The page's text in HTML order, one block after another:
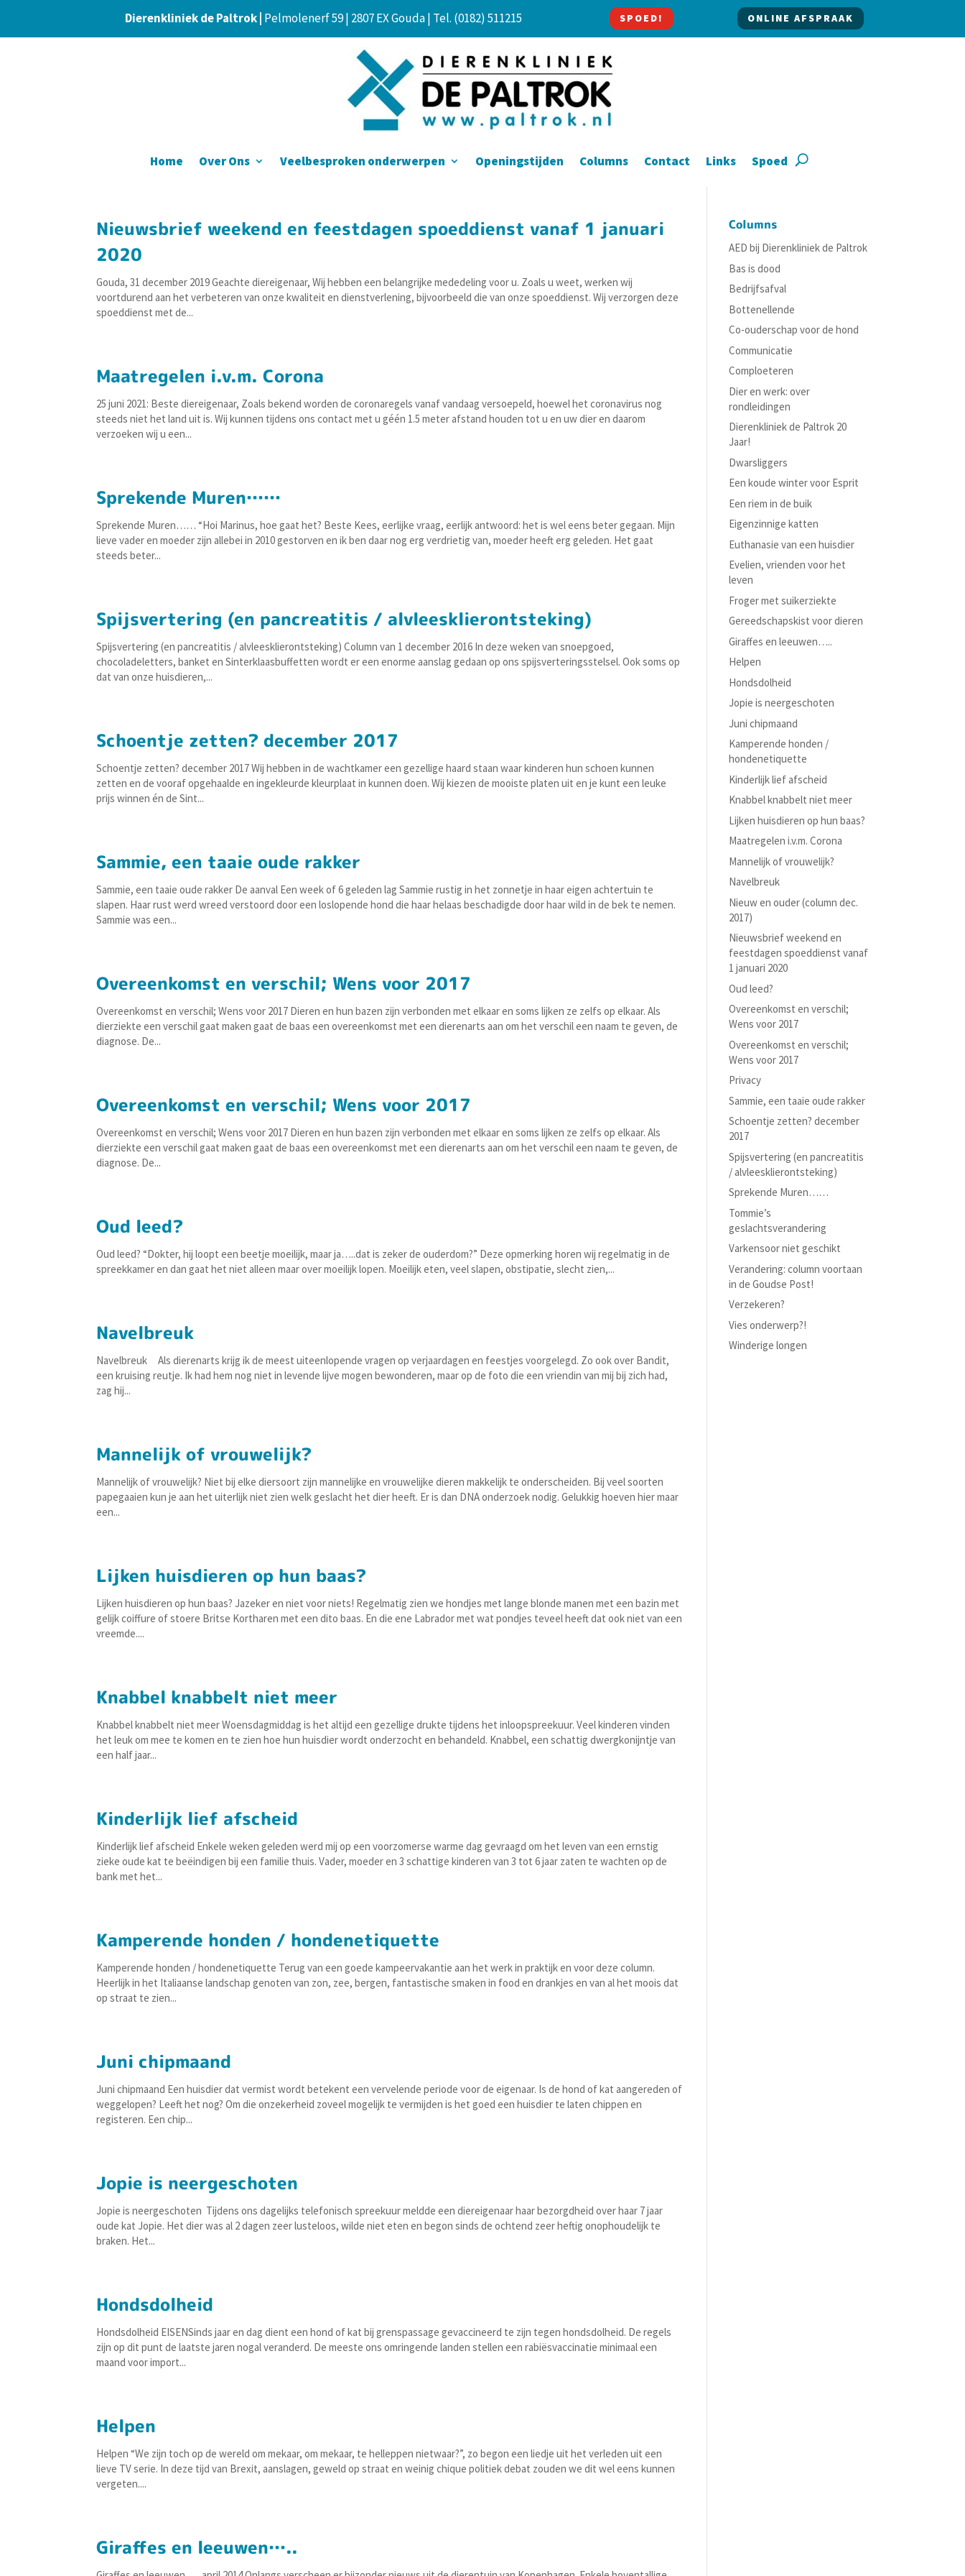
Dierenkliniek de Paltrok | Pelmolenerf 59 | 2807 EX Gouda | Tel. (0182) 511215 SPOED! ONLINE AFSPRAAK
Home Over Ons Veelbesproken onderwerpen Openingstijden Columns Contact Links Spoed
Nieuwsbrief weekend en feestdagen spoeddienst vanaf 1 januari
2020
Gouda, 31 december 2019 Geachte diereigenaar, Wij hebben een belangrijke mededeling voor u. Zoals u weet, werken wij
voortdurend aan het verbeteren van onze kwaliteit en dienstverlening, bijvoorbeeld die van onze spoeddienst. Wij verzorgen deze
spoeddienst met de...
Maatregelen i.v.m. Corona
25 juni 2021: Beste diereigenaar, Zoals bekend worden de coronaregels vanaf vandaag versoepeld, hoewel het coronavirus nog
steeds niet het land uit is. Wij kunnen tijdens ons contact met u géén 1.5 meter afstand houden tot u en uw dier en daarom
verzoeken wij u een...
Sprekende Muren……
Sprekende Muren…… “Hoi Marinus, hoe gaat het? Beste Kees, eerlijke vraag, eerlijk antwoord: het is wel eens beter gegaan. Mijn
lieve vader en moeder zijn allebei in 2010 gestorven en ik ben daar nog erg verdrietig van, moeder heeft erg geleden. Het gaat
steeds beter...
Spijsvertering (en pancreatitis / alvleesklierontsteking)
Spijsvertering (en pancreatitis / alvleesklierontsteking) Column van 1 december 2016 In deze weken van snoepgoed,
chocoladeletters, banket en Sinterklaasbuffetten wordt er een enorme aanslag gedaan op ons spijsverteringsstelsel. Ook soms op
dat van onze huisdieren,...
Schoentje zetten? december 2017
Schoentje zetten? december 2017 Wij hebben in de wachtkamer een gezellige haard staan waar kinderen hun schoen kunnen
zetten en de vooraf opgehaalde en ingekleurde kleurplaat in kunnen doen. Wij kiezen de mooiste platen uit en je kunt een leuke
prijs winnen én de Sint...
Sammie, een taaie oude rakker
Sammie, een taaie oude rakker De aanval Een week of 6 geleden lag Sammie rustig in het zonnetje in haar eigen achtertuin te
slapen. Haar rust werd wreed verstoord door een loslopende hond die haar helaas beschadigde door haar wild in de bek te nemen.
Sammie was een...
Overeenkomst en verschil; Wens voor 2017
Overeenkomst en verschil; Wens voor 2017 Dieren en hun bazen zijn verbonden met elkaar en soms lijken ze zelfs op elkaar. Als
dierziekte een verschil gaat maken gaat de baas een overeenkomst met een dierenarts aan om het verschil een naam te geven, de
diagnose. De...
Overeenkomst en verschil; Wens voor 2017
Overeenkomst en verschil; Wens voor 2017 Dieren en hun bazen zijn verbonden met elkaar en soms lijken ze zelfs op elkaar. Als
dierziekte een verschil gaat maken gaat de baas een overeenkomst met een dierenarts aan om het verschil een naam te geven, de
diagnose. De...
Oud leed?
Oud leed? “Dokter, hij loopt een beetje moeilijk, maar ja…..dat is zeker de ouderdom?” Deze opmerking horen wij regelmatig in de
spreekkamer en dan gaat het niet alleen maar over moeilijk lopen. Moeilijk eten, veel slapen, obstipatie, slecht zien,...
Navelbreuk
Navelbreuk Als dierenarts krijg ik de meest uiteenlopende vragen op verjaardagen en feestjes voorgelegd. Zo ook over Bandit,
een kruising reutje. Ik had hem nog niet in levende lijve mogen bewonderen, maar op de foto die een vriendin van mij bij zich had,
zag hij...
Mannelijk of vrouwelijk?
Mannelijk of vrouwelijk? Niet bij elke diersoort zijn mannelijke en vrouwelijke dieren makkelijk te onderscheiden. Bij veel soorten
papegaaien kun je aan het uiterlijk niet zien welk geslacht het dier heeft. Er is dan DNA onderzoek nodig. Gelukkig hoeven hier maar
een...
Lijken huisdieren op hun baas?
Lijken huisdieren op hun baas? Jazeker en niet voor niets! Regelmatig zien we hondjes met lange blonde manen met een bazin met
gelijk coiffure of stoere Britse Kortharen met een dito baas. En die ene Labrador met wat pondjes teveel heeft dat ook niet van een
vreemde....
Knabbel knabbelt niet meer
Knabbel knabbelt niet meer Woensdagmiddag is het altijd een gezellige drukte tijdens het inloopspreekuur. Veel kinderen vinden
het leuk om mee te komen en te zien hoe hun huisdier wordt onderzocht en behandeld. Knabbel, een schattig dwergkonijntje van
een half jaar...
Kinderlijk lief afscheid
Kinderlijk lief afscheid Enkele weken geleden werd mij op een voorzomerse warme dag gevraagd om het leven van een ernstig
zieke oude kat te beëindigen bij een familie thuis. Vader, moeder en 3 schattige kinderen van 3 tot 6 jaar zaten te wachten op de
bank met het...
Kamperende honden / hondenetiquette
Kamperende honden / hondenetiquette Terug van een goede kampeervakantie aan het werk in praktijk en voor deze column.
Heerlijk in het Italiaanse landschap genoten van zon, zee, bergen, fantastische smaken in food en drankjes en van al het moois dat
op straat te zien...
Juni chipmaand
Juni chipmaand Een huisdier dat vermist wordt betekent een vervelende periode voor de eigenaar. Is de hond of kat aangereden of
weggelopen? Leeft het nog? Om die onzekerheid zoveel mogelijk te vermijden is het goed een huisdier te laten chippen en
registeren. Een chip...
Jopie is neergeschoten
Jopie is neergeschoten Tijdens ons dagelijks telefonisch spreekuur meldde een diereigenaar haar bezorgdheid over haar 7 jaar
oude kat Jopie. Het dier was al 2 dagen zeer lusteloos, wilde niet eten en begon sinds de ochtend zeer heftig onophoudelijk te
braken. Het...
Hondsdolheid
Hondsdolheid EISENSinds jaar en dag dient een hond of kat bij grenspassage gevaccineerd te zijn tegen hondsdolheid. De regels
zijn op dit punt de laatste jaren nogal veranderd. De meeste ons omringende landen stellen een rabiësvaccinatie minimaal een
maand voor import...
Helpen
Helpen “We zijn toch op de wereld om mekaar, om mekaar, te helleppen nietwaar?”, zo begon een liedje uit het verleden uit een
lieve TV serie. In deze tijd van Brexit, aanslagen, geweld op straat en weinig chique politiek debat zouden we dit wel eens kunnen
vergeten....
Giraffes en leeuwen…..
Columns
AED bij Dierenkliniek de Paltrok
Bas is dood
Bedrijfsafval
Bottenellende
Co-ouderschap voor de hond
Communicatie
Comploeteren
Dier en werk: over
rondleidingen
Dierenkliniek de Paltrok 20
Jaar!
Dwarsliggers
Een koude winter voor Esprit
Een riem in de buik
Eigenzinnige katten
Euthanasie van een huisdier
Evelien, vrienden voor het
leven
Froger met suikerziekte
Gereedschapskist voor dieren
Giraffes en leeuwen…..
Helpen
Hondsdolheid
Jopie is neergeschoten
Juni chipmaand
Kamperende honden /
hondenetiquette
Kinderlijk lief afscheid
Knabbel knabbelt niet meer
Lijken huisdieren op hun baas?
Maatregelen i.v.m. Corona
Mannelijk of vrouwelijk?
Navelbreuk
Nieuw en ouder (column dec.
2017)
Nieuwsbrief weekend en
feestdagen spoeddienst vanaf
1 januari 2020
Oud leed?
Overeenkomst en verschil;
Wens voor 2017
Overeenkomst en verschil;
Wens voor 2017
Privacy
Sammie, een taaie oude rakker
Schoentje zetten? december
2017
Spijsvertering (en pancreatitis
/ alvleesklierontsteking)
Sprekende Muren……
Tommie’s
geslachtsverandering
Varkensoor niet geschikt
Verandering: column voortaan
in de Goudse Post!
Verzekeren?
Vies onderwerp?!
Winderige longen